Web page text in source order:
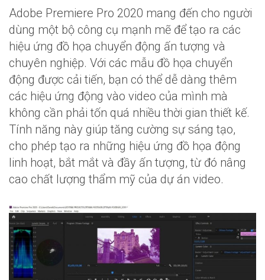
Adobe Premiere Pro 2020 mang đến cho người
dùng một bộ công cụ mạnh mẽ để tạo ra các
hiệu ứng đồ họa chuyển động ấn tượng và
chuyên nghiệp. Với các mẫu đồ họa chuyển
động được cải tiến, bạn có thể dễ dàng thêm
các hiệu ứng động vào video của mình mà
không cần phải tốn quá nhiều thời gian thiết kế.
Tính năng này giúp tăng cường sự sáng tạo,
cho phép tạo ra những hiệu ứng đồ họa động
linh hoạt, bắt mắt và đầy ấn tượng, từ đó nâng
cao chất lượng thẩm mỹ của dự án video.